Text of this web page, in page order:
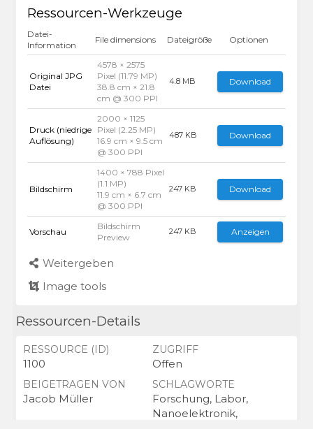
Ressourcen-Werkzeuge
Datei-
Information
File dimensions Dateigröße Optionen
Original JPG
Datei
4578 × 2575
Pixel (11.79 MP)
38.8 cm × 21.8
cm @ 300 PPI
4.8 MB Download
Druck (niedrige
Auflösung)
2000 × 1125
Pixel (2.25 MP)
16.9 cm × 9.5 cm
@ 300 PPI
487 KB Download
Bildschirm
1400 × 788 Pixel
(1.1 MP)
11.9 cm × 6.7 cm
@ 300 PPI
247 KB Download
Vorschau
Bildschirm
Preview
247 KB Anzeigen
Weitergeben
Image tools
Ressourcen-Details
RESSOURCE (ID)
1100
ZUGRIFF
Offen
BEIGETRAGEN VON
Jacob Müller
SCHLAGWORTE
Forschung, Labor,
Nanoelektronik,